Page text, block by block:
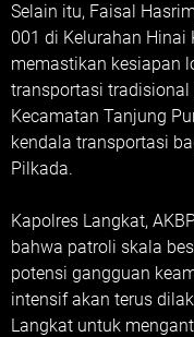
Selain itu, Faisal
001 di Kelurahan Hinai
memastikan kesiapan
transportasi tradisional
Kecamatan Tanjung
kendala transportasi
Pilkada.
Kapolres Langkat,
bahwa patroli skala
potensi gangguan
intensif akan terus
Langkat untuk